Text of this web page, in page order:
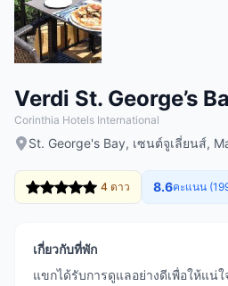
Verdi St. George’s
Corinthia Hotels International
St. George's Bay, เซนต์จูเลี่ยนส์,
4 ดาว 8.6คะแนน
เกี่ยวกับที่พัก
แขกได้รับการดูแลอย่างดีเพื่อให้แน่